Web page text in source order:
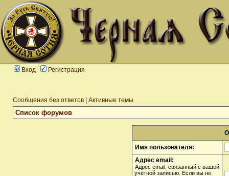
Вход Регистрация
Сообщения без ответов Активные темы
Список форумов
Имя пользователя:
Адрес email:
Адрес email, связанный с вашей
учётной записью. Если вы не